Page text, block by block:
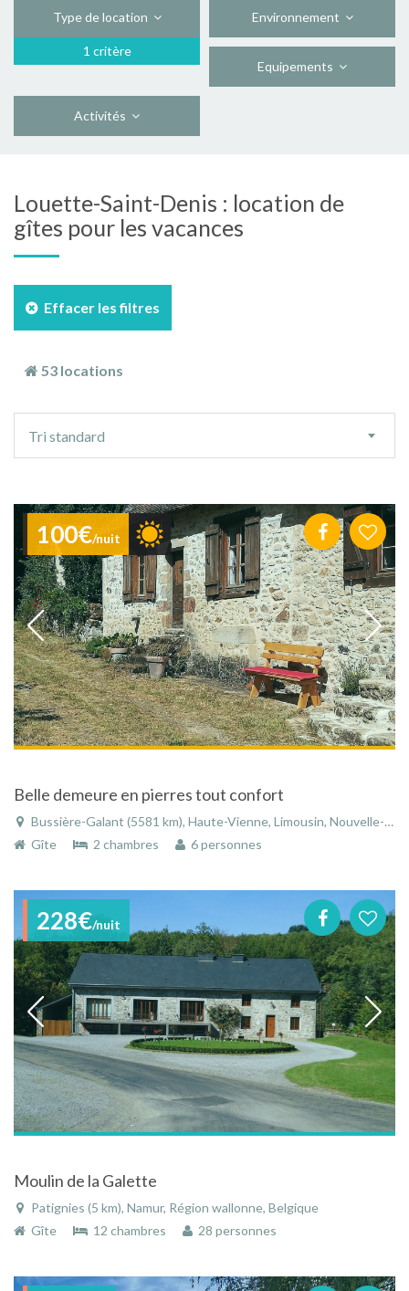
Type de location
1 critère
Environnement
Equipements
Activités
Louette-Saint-Denis : location de
gîtes pour les vacances
Effacer les filtres
53 locations
tri
Tri standard
100€/nuit
Belle demeure en pierres tout confort
Bussière-Galant (5581 km), Haute-Vienne, Limousin, Nouvelle-Aquitaine, France
Gîte
2 chambres 6 personnes
228€/nuit
Moulin de la Galette
Patignies (5 km), Namur, Région wallonne, Belgique
Gîte
12 chambres 28 personnes